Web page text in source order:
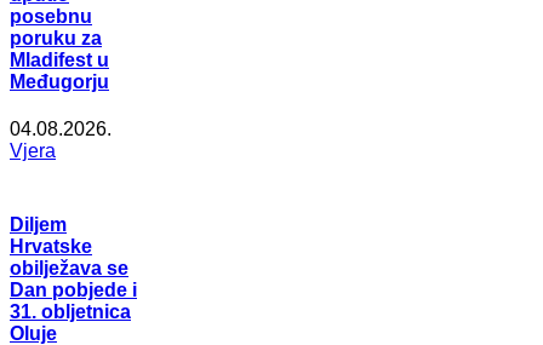
posebnu
poruku za
Mladifest u
Međugorju
04.08.2026.
Vjera
Diljem
Hrvatske
obilježava se
Dan pobjede i
31. obljetnica
Oluje